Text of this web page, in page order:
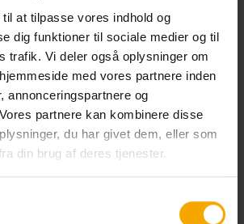
at tilpasse vores indhold og
dig funktioner til sociale medier og til
trafik. Vi deler også oplysninger om
med vores partnere inden
annonceringspartnere og
partnere kan kombinere disse
du har givet dem, eller som
din brug af deres tjenester.